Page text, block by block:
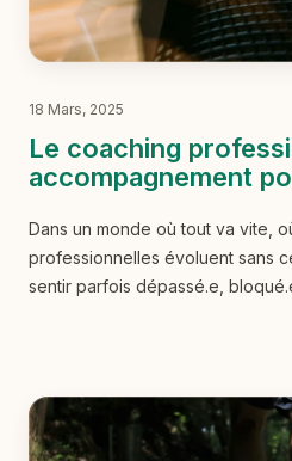
18 Mars, 2025
Le coaching
accompagnement
Dans un monde où tout va vite,
professionnelles évoluent sans
sentir parfois dépassé.e,
capacités. Mais concrètement,
cela s’adresse ? Et surtout, en